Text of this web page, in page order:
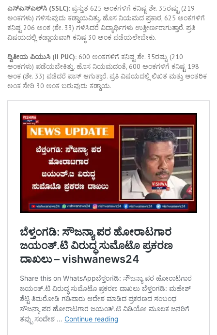
ಎಸ್‌ಎಸ್‌ಎಲ್‌ಸಿ (SSLC): ಪ್ರಸ್ತುತ 625 ಅಂಕಗಳಿಗೆ ಕನಿಷ್ಟ ಶೇ. 35ರಷ್ಟು (219
ಅಂಕಗಳು) ಗಳಿಸುವುದು ಕಡ್ಡಾಯವಿತ್ತು. ಹೊಸ ನಿಯಮದ ಪ್ರಕಾರ, 625 ಅಂಕಗಳಿಗೆ
ಕನಿಷ್ಟ 206 ಅಂಕ (ಶೇ. 33) ಗಳಿಸಿದರೆ ವಿದ್ಯಾರ್ಥಿಗಳು ಉತ್ತೀರ್ಣರಾಗುತ್ತಾರೆ. ಪ್ರತಿ
ವಿಷಯದಲ್ಲಿ ಕಡ್ಡಾಯವಾಗಿ ಕನಿಷ್ಠ 30 ಅಂಕ ಪಡೆಯಲೇಬೇಕು.
ದ್ವಿತೀಯ ಪಿಯುಸಿ (II PUC): 600 ಅಂಕಗಳಿಗೆ ಕನಿಷ್ಟ ಶೇ. 35ರಷ್ಟು (210
ಅಂಕಗಳು) ಪಡೆಯಬೇಕಿತ್ತು. ಹೊಸ ನಿಯಮದಂತೆ, 600 ಅಂಕಗಳಿಗೆ ಕನಿಷ್ಟ 198
ಅಂಕ (ಶೇ. 33) ಪಡೆದರೆ ಪಾಸ್ ಆಗುತ್ತಾರೆ. ಪ್ರತಿ ವಿಷಯದಲ್ಲಿ ಲಿಖಿತ ಮತ್ತು ಆಂತರಿಕ
ಅಂಕ ಸೇರಿ 30 ಅಂಕ ಬರುವುದು ಕಡ್ಡಾಯ.